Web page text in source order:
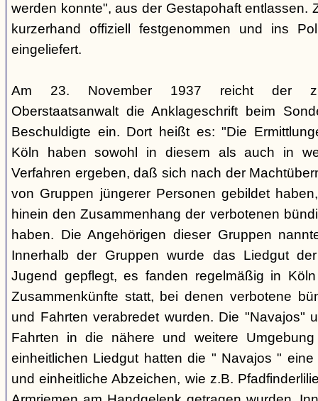
werden konnte", aus der Gestapohaft entlassen.
kurzerhand offiziell festgenommen und ins
eingeliefert.
Am 23. November 1937 reicht der
Oberstaatsanwalt die Anklageschrift beim
Beschuldigte ein. Dort heißt es: "Die
Köln haben sowohl in diesem als auch in
Verfahren ergeben, daß sich nach der
von Gruppen jüngerer Personen gebildet
hinein den Zusammenhang der verbotenen
haben. Die Angehörigen dieser Gruppen
Innerhalb der Gruppen wurde das Liedgut
Jugend gepflegt, es fanden regelmäßig in
Zusammenkünfte statt, bei denen verbotene
und Fahrten verabredet wurden. Die "Navajos"
Fahrten in die nähere und weitere
einheitlichen Liedgut hatten die " Navajos "
und einheitliche Abzeichen, wie z.B.